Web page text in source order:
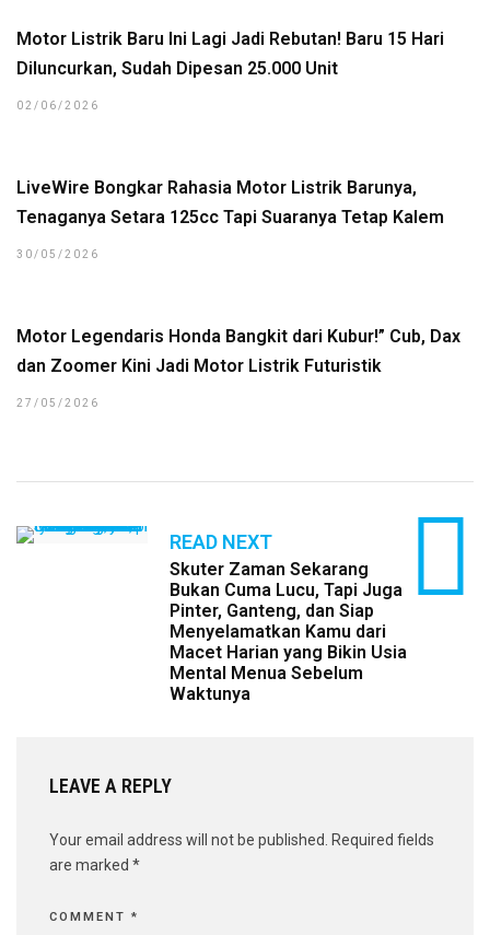
Motor Listrik Baru Ini Lagi Jadi Rebutan! Baru 15 Hari
Diluncurkan, Sudah Dipesan 25.000 Unit
02/06/2026
LiveWire Bongkar Rahasia Motor Listrik Barunya,
Tenaganya Setara 125cc Tapi Suaranya Tetap Kalem
30/05/2026
Motor Legendaris Honda Bangkit dari Kubur!” Cub, Dax
dan Zoomer Kini Jadi Motor Listrik Futuristik
27/05/2026
READ NEXT
Skuter Zaman Sekarang
Bukan Cuma Lucu, Tapi Juga
Pinter, Ganteng, dan Siap
Menyelamatkan Kamu dari
Macet Harian yang Bikin Usia
Mental Menua Sebelum
Waktunya
LEAVE A REPLY
Your email address will not be published.
Required fields
are marked *
COMMENT *